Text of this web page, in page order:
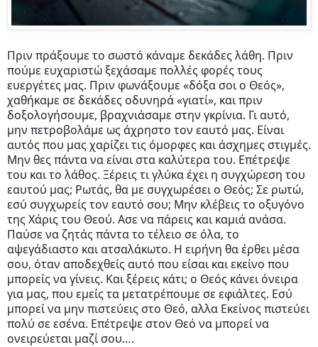
Πριν πράξουμε το σωστό κάναμε δεκάδες λάθη. Πριν
πούμε ευχαριστώ ξεχάσαμε πολλές φορές τους
ευεργέτες μας. Πριν φωνάξουμε «δόξα σοι ο Θεός»,
χαθήκαμε σε δεκάδες οδυνηρά «γιατί», και πριν
δοξολογήσουμε, βραχνιάσαμε στην γκρίνια. Γι αυτό,
μην πετροβολάμε ως άχρηστο τον εαυτό μας. Είναι
αυτός που μας χαρίζει τις όμορφες και άσχημες στιγμές.
Μην θες πάντα να είναι στα καλύτερα του. Επέτρεψε
του και το λάθος. Ξέρεις τι γλύκα έχει η συγχώρεση του
εαυτού μας; Ρωτάς, θα με συγχωρέσειο Θεός; Σε ρωτώ,
εσύ συγχωρείς τον εαυτό σου; Μην κλέβεις το οξυγόνο
της Χάρις του Θεού. Ασε να πάρεις και καμιά ανάσα.
Παύσε να ζητάς πάντα το τέλειο σε όλα, το
αψεγάδιαστο και ατσαλάκωτο. Η ειρήνη θα έρθει μέσα
σου, όταν αποδεχθείς αυτό που είσαι και εκείνο που
μπορείς να γίνεις. Και ξέρεις κάτι; ο Θεός κάνει όνειρα
για μας, που εμείς τα μετατρέπουμε σε εφιάλτες. Εσύ
μπορεί να μην πιστεύεις στο Θεό, αλλα Εκείνος πιστεύει
πολύ σε εσένα. Επέτρεψε στον Θεό να μπορεί να
ονειρεύεται μαζί σου….